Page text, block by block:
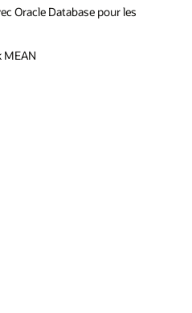
Oracle Database pour les
MEAN